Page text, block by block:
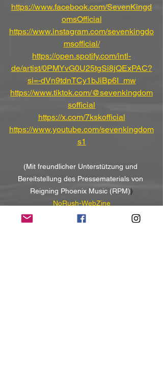
https://www.facebook.com/SevenKingd
omsOfficial
https://www.instagram.com/sevenkingdo
msofficial/
https://open.spotify.com/intl-
de/artist/0PMYvG0U25tgSi8jQExPAC?
si=-dVn9tdnTCy1bJiBp6I_mw
https://www.tiktok.com/@sevenkingdom
sofficial
https://x.com/7kskofficial
https://www.youtube.com/sevenkingdom
s1
(Mit freundlicher Unterstützung und
Bereitstellung des Pressematerials von
Reigning Phoenix Music (RPM))
NoRush-WebZine